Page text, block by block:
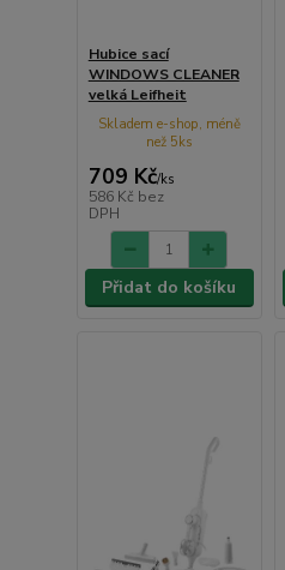
Hubice sací
WINDOWS CLEANER
velká Leifheit
709 Kč/ks
586 Kč bez
DPH
Skladem e-shop, méně
než 5ks
Přidat do košíku